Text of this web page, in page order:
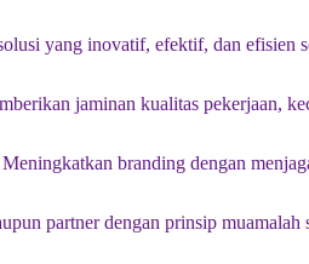
yang inovatif, efektif, dan efisien
jaminan kualitas pekerjaan,
Meningkatkan branding dengan
partner dengan prinsip